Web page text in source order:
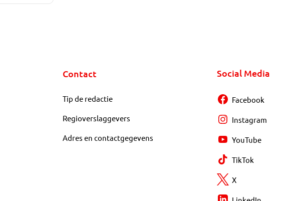
Contact
Tip de redactie
Regioverslaggevers
Adres en contactgegevens
Social Media
Facebook
Instagram
YouTube
TikTok
X